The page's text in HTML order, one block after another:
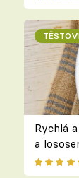
Rychlá
a